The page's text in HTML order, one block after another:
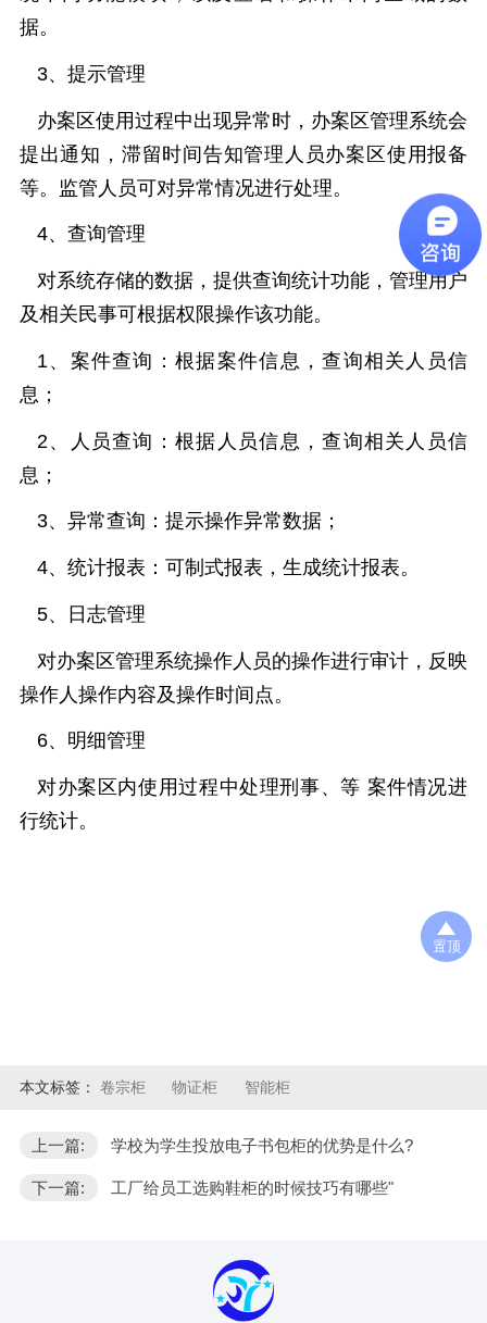
据。
3、提示管理
办案区使用过程中出现异常时，办案区管理系统会
提出通知，滞留时间告知管理人员办案区使用报备
等。监管人员可对异常情况进行处理。
4、查询管理
对系统存储的数据，提供查询统计功能，管理用户
及相关民事可根据权限操作该功能。
1、案件查询：根据案件信息，查询相关人员信
息；
2、人员查询：根据人员信息，查询相关人员信
息；
3、异常查询：提示操作异常数据；
4、统计报表：可制式报表，生成统计报表。
5、日志管理
对办案区管理系统操作人员的操作进行审计，反映
操作人操作内容及操作时间点。
6、明细管理
对办案区内使用过程中处理刑事、等 案件情况进
行统计。
本文标签： 卷宗柜 物证柜 智能柜
上一篇: 学校为学生投放电子书包柜的优势是什么?
下一篇: 工厂给员工选购鞋柜的时候技巧有哪些"
置顶